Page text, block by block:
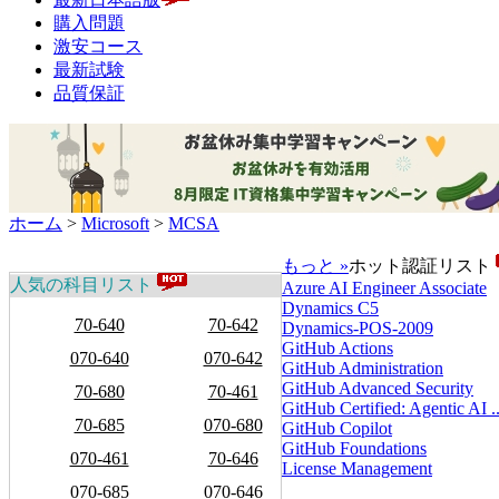
購入問題
激安コース
最新試験
品質保証
ホーム > Microsoft > MCSA
人気の科目リスト
70-640
70-642
070-640
070-642
70-680
70-461
70-685
070-680
070-461
70-646
070-685
070-646
もっと »ホット認証リスト
Azure AI Engineer Associate
Dynamics C5
Dynamics-POS-2009
GitHub Actions
GitHub Administration
GitHub Advanced Security
GitHub Certified: Agentic AI
GitHub Copilot
GitHub Foundations
License Management